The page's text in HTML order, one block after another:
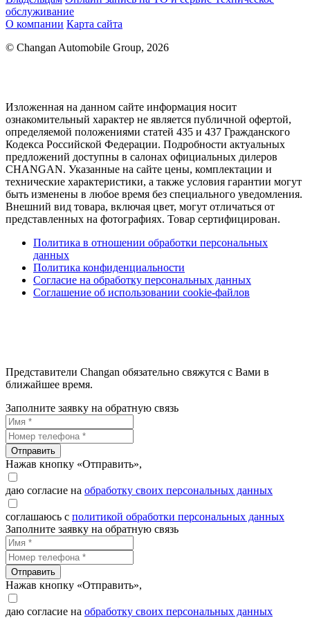
обслуживание
О компании Карта сайта
© Changan Automobile Group, 2026
Изложенная на данном сайте информация носит
ознакомительный характер не является публичной офертой,
определяемой положениями статей 435 и 437 Гражданского
Кодекса Российской Федерации. Подробности актуальных
предложений доступны в салонах официальных дилеров
CHANGAN. Указанные на сайте цены, комплектации и
технические характеристики, а также условия гарантии могут
быть изменены в любое время без специального уведомления.
Внешний вид товара, включая цвет, могут отличаться от
представленных на фотографиях. Товар сертифицирован.
Политика в отношении обработки персональных
данных
Политика конфиденциальности
Согласие на обработку персональных данных
Соглашение об использовании cookie-файлов
Представители Changan обязательно свяжутся с Вами в
ближайшее время.
Заполните заявку на обратную связь
Отправить
Нажав кнопку «Отправить»,
даю согласие на обработку своих персональных данных
соглашаюсь с политикой обработки персональных данных
Заполните заявку на обратную связь
Отправить
Нажав кнопку «Отправить»,
даю согласие на обработку своих персональных данных